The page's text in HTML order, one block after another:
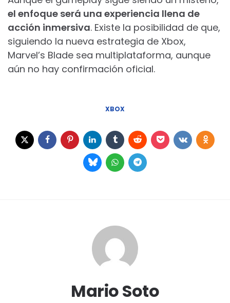
el enfoque será una experiencia llena de
acción inmersiva. Existe la posibilidad de que,
siguiendo la nueva estrategia de Xbox,
Marvel’s Blade sea multiplataforma, aunque
aún no hay confirmación oficial.
XBOX
Mario Soto